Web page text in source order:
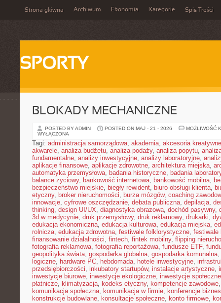
Strona główna Archiwum Ekonomia Kategorie Spis Treści
SPORTY
BLOKADY MECHANICZNE
POSTED BY ADMIN POSTED ON MAJ - 21 - 2026
MOŻLIWOŚĆ
WYŁĄCZONA
Tagi: administracja samorządowa, akademia, akcesoria kreatywne
akwarele, analiza budżetu, analiza podaży, analiza popytu,
fundamentalne, analizy inwestycyjne, analizy laboratoryjne,
aplikacje finansowe, aplikacje zdrowotne, architektura miejska,
automatyka przemysłowa, badania historyczne, badania
balance życiowy, bankowość internetowa, bankowość mobilna,
bezpieczeństwo miejskie, biegły rewident, biuro obsługi klienta,
etyczny, broker nieruchomości, burza mózgów, coaching
innowacje, cyfrowe oszczędzanie, debata publiczna, depilacja,
thinking, design UI/UX, diagnostyka obrazowa, dochód pasywny,
3d w medycynie, druk przemysłowy, druk reklamowy, drukarki,
edukacja ekonomiczna, edukacja kulturowa, edukacja miejska,
rolnicza, edukacja zdrowotna, festiwale folklorystyczne, festiwale
finansowanie działalności, fintech, fintek mobilny, flipping
fotografia reklamowa, fotografia reportażowa, fundusze ETF,
geopolityka świata, gospodarka globalna, gospodarka komunalna,
logiczne, hardware PC, hebdomada, hotele inwestycyjne,
przedsiębiorczości, inkubatory startupów, instalacje artystyczne,
inwestycje biurowe, inwestycje ekologiczne, inwestycje społeczne
płatnicze, klimatyzacja, kodeks etyczny, kompetencje zawodowe
komunikacja społeczna, komunikacja w firmie, konferencje
konstrukcje budowlane, konsultacje społeczne, konto firmowe,